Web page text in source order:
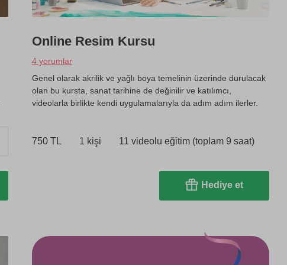
Online Resim Kursu
4 yorumlar
Genel olarak akrilik ve yağlı boya temelinin üzerinde durulacak
olan bu kursta, sanat tarihine de değinilir ve katılımcı,
videolarla birlikte kendi uygulamalarıyla da adım adım ilerler.
750 TL 1 kişi 11 videolu eğitim (toplam 9 saat)
Hediye et